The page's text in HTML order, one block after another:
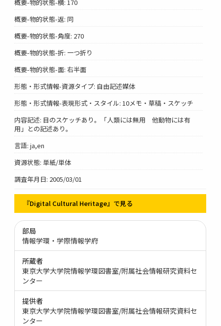
概要-物的状態-横: 170
概要-物的状態-返: 同
概要-物的状態-角度: 270
概要-物的状態-折: 一つ折り
概要-物的状態-面: 右半面
形態・形式情報-資源タイプ: 自由記述媒体
形態・形式情報-表現形式・スタイル: 10メモ・草稿・スケッチ
内容記述: 目のスケッチあり。「人類には無用 他動物には有
用」との記述あり。
言語: ja,en
資源状態: 単紙/単体
調査年月日: 2005/03/01
『Digital Cultural Heritage』で見る
部局
情報学環・学際情報学府
所蔵者
東京大学大学院情報学環図書室/附属社会情報研究資料セ
ンター
提供者
東京大学大学院情報学環図書室/附属社会情報研究資料セ
ンター